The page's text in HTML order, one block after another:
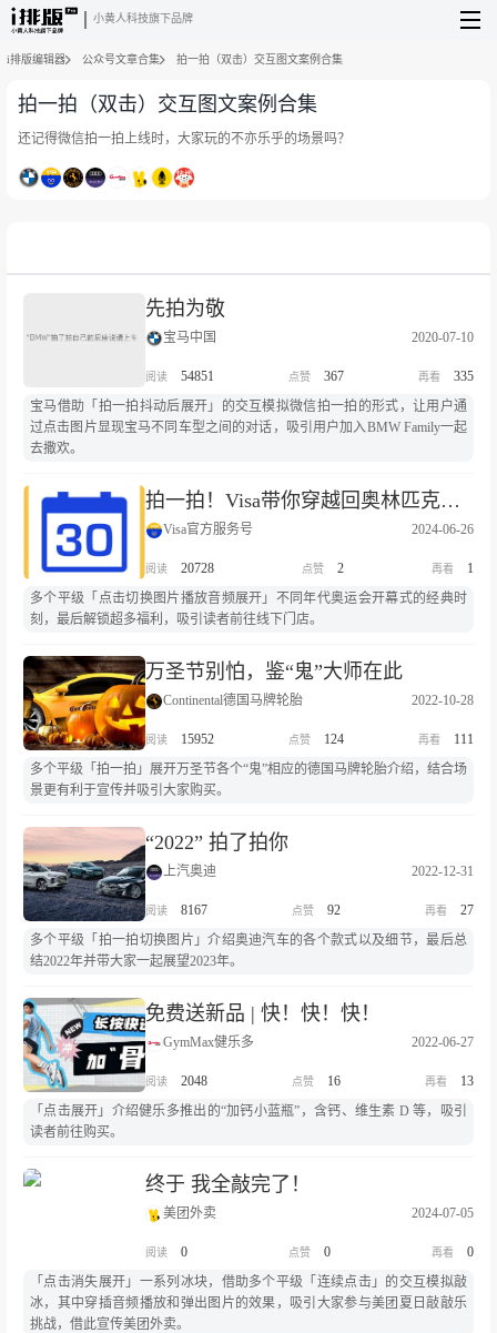
小黄人科技旗下品牌
i排版编辑器 公众号文章合集 拍一拍（双击）交互图文案例合集
拍一拍（双击）交互图文案例合集
还记得微信拍一拍上线时，大家玩的不亦乐乎的场景吗？
先拍为敬
宝马中国 2020-07-10
54851 367
335
宝马借助「拍一拍抖动后展开」的交互模拟微信拍一拍的形式，让用户通
过点击图片显现宝马不同车型之间的对话，吸引用户加入BMW Family一起
去撒欢。
拍一拍！Visa带你穿越回奥林匹克运动会点火经典时刻
Visa官方服务号 2024-06-26
20728 2
1
多个平级「点击切换图片播放音频展开」不同年代奥运会开幕式的经典时
刻，最后解锁超多福利，吸引读者前往线下门店。
万圣节别怕，鉴“鬼”大师在此
Continental德国马牌轮胎 2022-10-28
15952 124
111
多个平级「拍一拍」展开万圣节各个“鬼”相应的德国马牌轮胎介绍，结合场
景更有利于宣传并吸引大家购买。
“2022” 拍了拍你
上汽奥迪 2022-12-31
8167 92
27
多个平级「拍一拍切换图片」介绍奥迪汽车的各个款式以及细节，最后总
结2022年并带大家一起展望2023年。
免费送新品 | 快！快！快！
GymMax健乐多 2022-06-27
2048 16
13
「点击展开」介绍健乐多推出的“加钙小蓝瓶”，含钙、维生素 D 等，吸引
读者前往购买。
终于 我全敲完了！
美团外卖 2024-07-05
0 0
0
「点击消失展开」一系列冰块，借助多个平级「连续点击」的交互模拟敲
冰，其中穿插音频播放和弹出图片的效果，吸引大家参与美团夏日敲敲乐
挑战，借此宣传美团外卖。